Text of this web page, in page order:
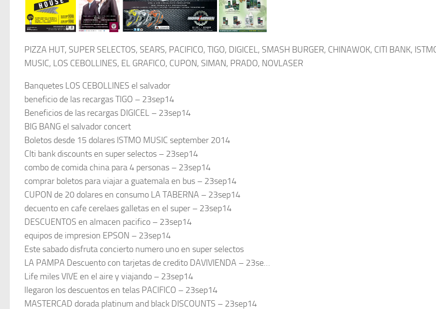
PIZZA HUT, SUPER SELECTOS, SEARS, PACIFICO, TIGO, DIGICEL, SMASH BURGER, CHINAWOK, CITI BANK,
MUSIC, LOS CEBOLLINES, EL GRAFICO, CUPON, SIMAN, PRADO, NOVLASER
Banquetes LOS CEBOLLINES el salvador
beneficio de las recargas TIGO – 23sep14
Beneficios de las recargas DIGICEL – 23sep14
BIG BANG el salvador concert
Boletos desde 15 dolares ISTMO MUSIC september 2014
CIti bank discounts en super selectos – 23sep14
combo de comida china para 4 personas – 23sep14
comprar boletos para viajar a guatemala en bus – 23sep14
CUPON de 20 dolares en consumo LA TABERNA – 23sep14
decuento en cafe cerelaes galletas en el super – 23sep14
DESCUENTOS en almacen pacifico – 23sep14
equipos de impresion EPSON – 23sep14
Este sabado disfruta concierto numero uno en super selectos
LA PAMPA Descuento con tarjetas de credito DAVIVIENDA – 23se…
Life miles VIVE en el aire y viajando – 23sep14
llegaron los descuentos en telas PACIFICO – 23sep14
MASTERCAD dorada platinum and black DISCOUNTS – 23sep14